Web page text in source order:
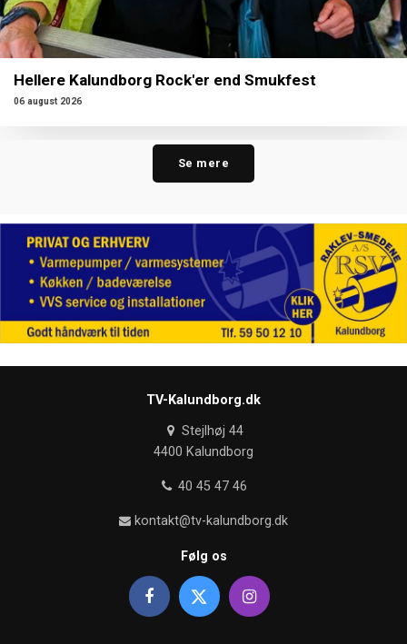
Hellere Kalundborg Rock'er end Smukfest
06 august 2026
Se mere
TV-Kalundborg.dk
Stejlhøj 44
4400 Kalundborg
40 45 47 46
kontakt@tv-kalundborg.dk
Følg os